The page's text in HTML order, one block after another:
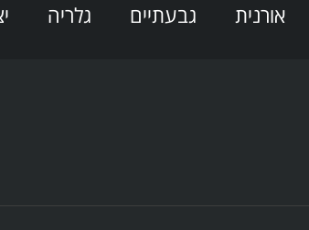
אורנית גבעתיים גלריה